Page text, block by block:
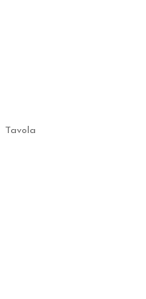
Tavola